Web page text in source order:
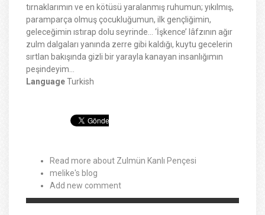
tırnaklarımın ve en kötüsü yaralanmış ruhumun; yıkılmış,
paramparça olmuş çocukluğumun, ilk gençliğimin,
geleceğimin ıstırap dolu seyrinde… ‘İşkence’ lâfzının ağır
zulm dalgaları yanında zerre gibi kaldığı, kuytu gecelerin
sırtlan bakışında gizli bir yarayla kanayan insanlığımın
peşindeyim…
LanguageTurkish
Read more about Zulmün Kanlı Pençesi
melike's blog
Add new comment